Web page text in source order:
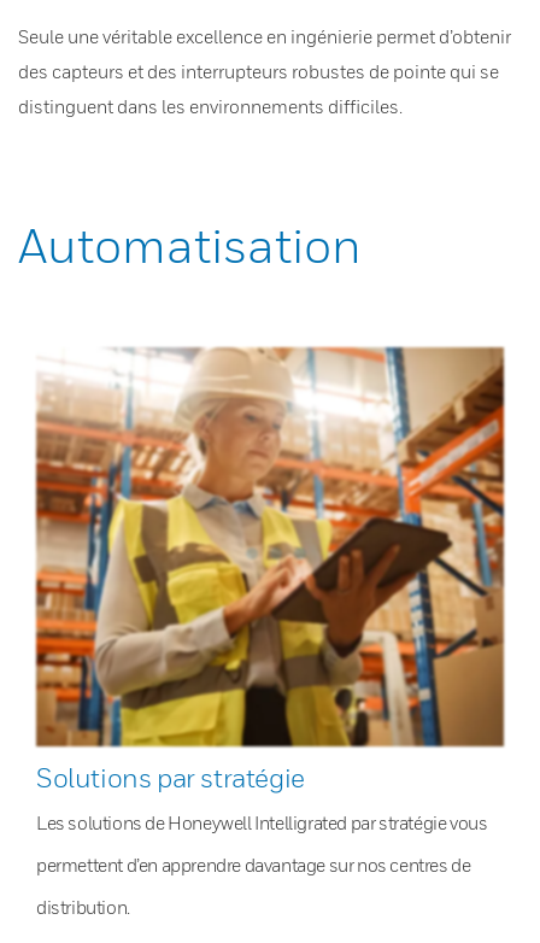
Seule une véritable excellence en ingénierie permet d’obtenir
des capteurs et des interrupteurs robustes de pointe qui se
distinguent dans les environnements difficiles.
Automatisation
Solutions par stratégie
Les solutions de Honeywell Intelligrated par stratégie vous
permettent d’en apprendre davantage sur nos centres de
distribution.